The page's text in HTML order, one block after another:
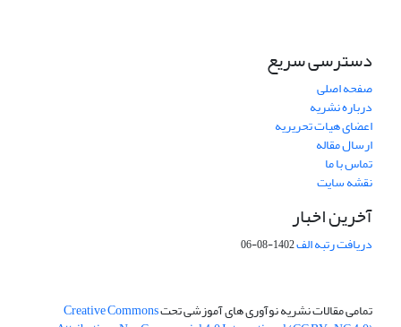
دسترسی سریع
صفحه اصلی
درباره نشریه
اعضای هیات تحریریه
ارسال مقاله
تماس با ما
نقشه سایت
آخرین اخبار
دریافت رتبه الف1402-08-06
تمامی مقالات نشریه نوآوری های آموزشی تحتCreative Commons